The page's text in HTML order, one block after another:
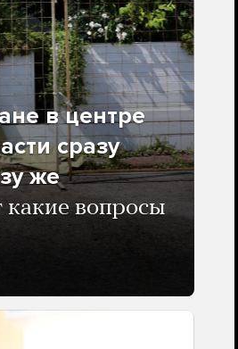
в центре
сразу
же
какие вопросы